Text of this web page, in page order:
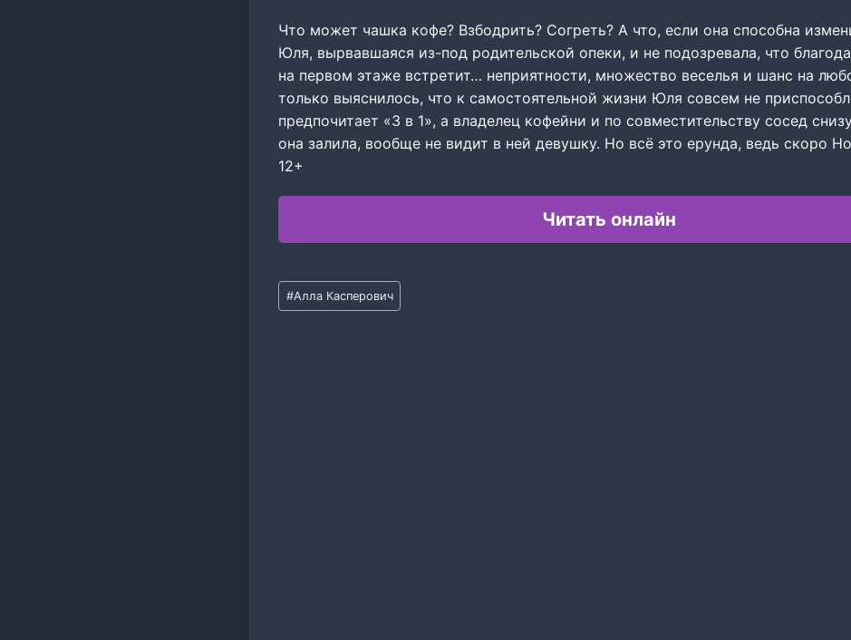
Что может чашка кофе? Взбодрить? Согреть? А что, если она способна
Юля, вырвавшаяся из-под родительской опеки, и не подозревала, что
на первом этаже встретит… неприятности, множество веселья и шанс на
только выяснилось, что к самостоятельной жизни Юля совсем не
предпочитает «3 в 1», а владелец кофейни и по совместительству сосед
она залила, вообще не видит в ней девушку. Но всё это ерунда, ведь скоро
12+
Читать онлайн
Метки
записи:
#Алла Касперович